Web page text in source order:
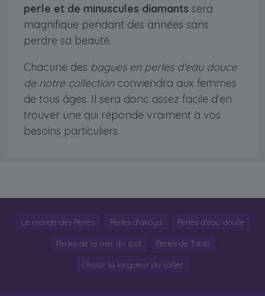
perle et de minuscules diamants sera
magnifique pendant des années sans
perdre sa beauté.
Chacune des bagues en perles d'eau douce
de notre collectionconviendra aux femmes
de tous âges. Il sera donc assez facile d'en
trouver une qui réponde vraiment à vos
besoins particuliers.
Le monde des Perles Perles d'akoya Perles d'eau douce
Perles de la mer du sud Perles de Tahiti
Choisir la longueur du collier